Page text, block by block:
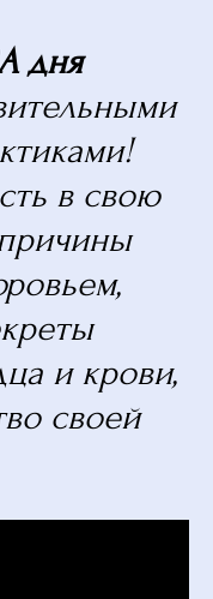
дня
в свою
и крови,
своей